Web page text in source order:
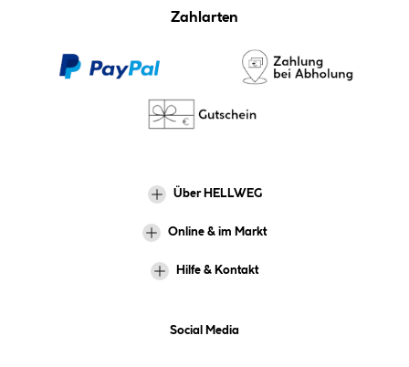
Zahlarten
Über HELLWEG
Online & im Markt
Hilfe & Kontakt
Social Media